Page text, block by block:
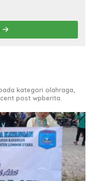
kategori olahraga,
post wpberita.